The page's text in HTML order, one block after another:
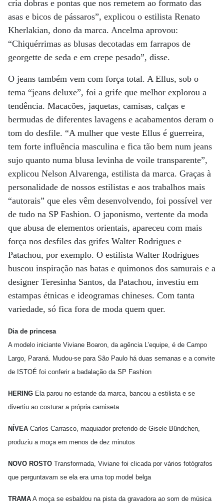
cria dobras e pontas que nos remetem ao formato das
asas e bicos de pássaros”, explicou o estilista Renato
Kherlakian, dono da marca. Ancelma aprovou:
“Chiquérrimas as blusas decotadas em farrapos de
georgette de seda e em crepe pesado”, disse.
O jeans também vem com força total. A Ellus, sob o
tema “jeans deluxe”, foi a grife que melhor explorou a
tendência. Macacões, jaquetas, camisas, calças e
bermudas de diferentes lavagens e acabamentos deram o
tom do desfile. “A mulher que veste Ellus é guerreira,
tem forte influência masculina e fica tão bem num jeans
sujo quanto numa blusa levinha de voile transparente”,
explicou Nelson Alvarenga, estilista da marca. Graças à
personalidade de nossos estilistas e aos trabalhos mais
“autorais” que eles vêm desenvolvendo, foi possível ver
de tudo na SP Fashion. O japonismo, vertente da moda
que abusa de elementos orientais, apareceu com mais
força nos desfiles das grifes Walter Rodrigues e
Patachou, por exemplo. O estilista Walter Rodrigues
buscou inspiração nas batas e quimonos dos samurais e a
designer Teresinha Santos, da Patachou, investiu em
estampas étnicas e ideogramas chineses. Com tanta
variedade, só fica fora de moda quem quer.
Dia de princesa
A modelo iniciante Viviane Boaron, da agência L’equipe, é de Campo
Largo, Paraná. Mudou-se para São Paulo há duas semanas e a convite
de ISTOÉ foi conferir a badalação da SP Fashion
HERING Ela parou no estande da marca, bancou a estilista e se
divertiu ao costurar a própria camiseta
NÍVEA Carlos Carrasco, maquiador preferido de Gisele Bündchen,
produziu a moça em menos de dez minutos
NOVO ROSTO Transformada, Viviane foi clicada por vários fotógrafos
que perguntavam se ela era uma top model belga
TRAMA A moça se esbaldou na pista da gravadora ao som de música